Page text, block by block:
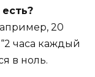
20
часа каждый
в ноль.